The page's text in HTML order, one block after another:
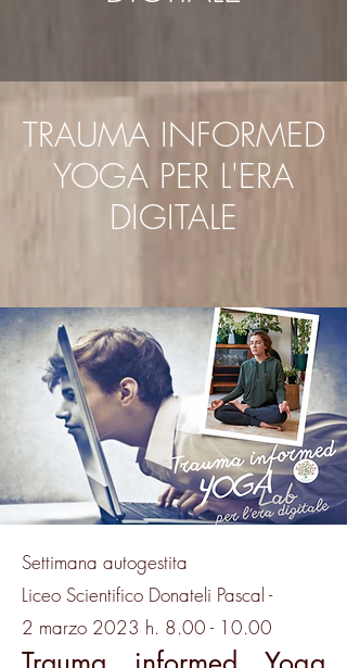
TRAUMA INFORMED
YOGA PER L'ERA
DIGITALE
Settimana autogestita
Liceo Scientifico Donateli Pascal -
2 marzo 2023 h. 8.00 - 10.00